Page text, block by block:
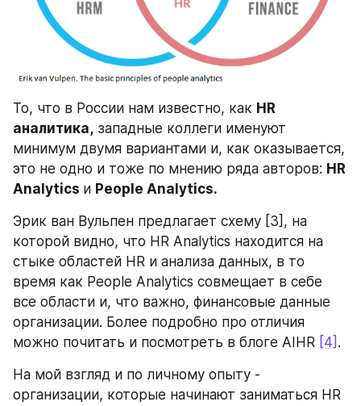
То, что в России нам известно, как HR
аналитика, западные коллеги именуют
минимум двумя вариантами и, как оказывается,
это не одно и тоже по мнению ряда авторов: HR
Analytics и People Analytics.
Эрик ван Вульпен предлагает схему [3], на
которой видно, что HR Analytics находится на
стыке областей HR и анализа данных, в то
время как People Analytics совмещает в себе
все области и, что важно, финансовые данные
организации. Более подробно про отличия
можно почитать и посмотреть в блоге AIHR [4] .
На мой взгляд и по личному опыту -
организации, которые начинают заниматься HR